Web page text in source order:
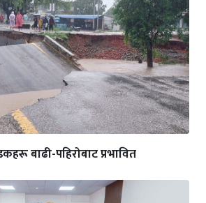
बाढी-पहिरोबाट प्रभावित